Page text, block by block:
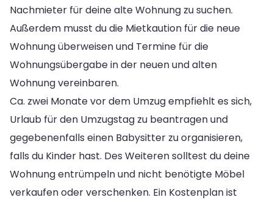
Nachmieter für deine alte Wohnung zu suchen.
Außerdem musst du die Mietkaution für die neue
Wohnung überweisen und Termine für die
Wohnungsübergabe in der neuen und alten
Wohnung vereinbaren.
Ca. zwei Monate vor dem Umzug empfiehlt es sich,
Urlaub für den Umzugstag zu beantragen und
gegebenenfalls einen Babysitter zu organisieren,
falls du Kinder hast. Des Weiteren solltest du deine
Wohnung entrümpeln und nicht benötigte Möbel
verkaufen oder verschenken. Ein Kostenplan ist